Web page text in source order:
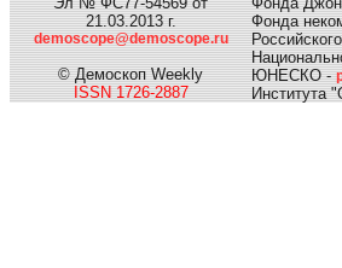
21.03.2013 г.
demoscope@demoscope.ru
© Демоскоп Weekly
ISSN 1726-2887
Фонда
ЮНЕСКО -
Института